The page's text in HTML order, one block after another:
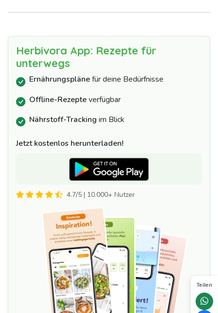
Teilen
Herbivora App: Rezepte für
unterwegs
Ernährungsplänefür deine Bedürfnisse
Offline-Rezepteverfügbar
Nährstoff-Tracking im Blick
Jetzt kostenlos herunterladen!
4.7/5 | 10.000+ Nutzer